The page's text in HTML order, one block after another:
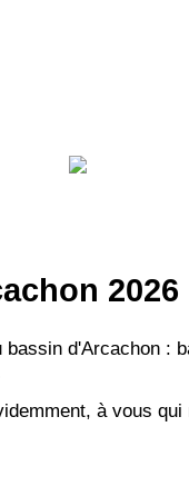
2026
d'Arcachon :
à vous